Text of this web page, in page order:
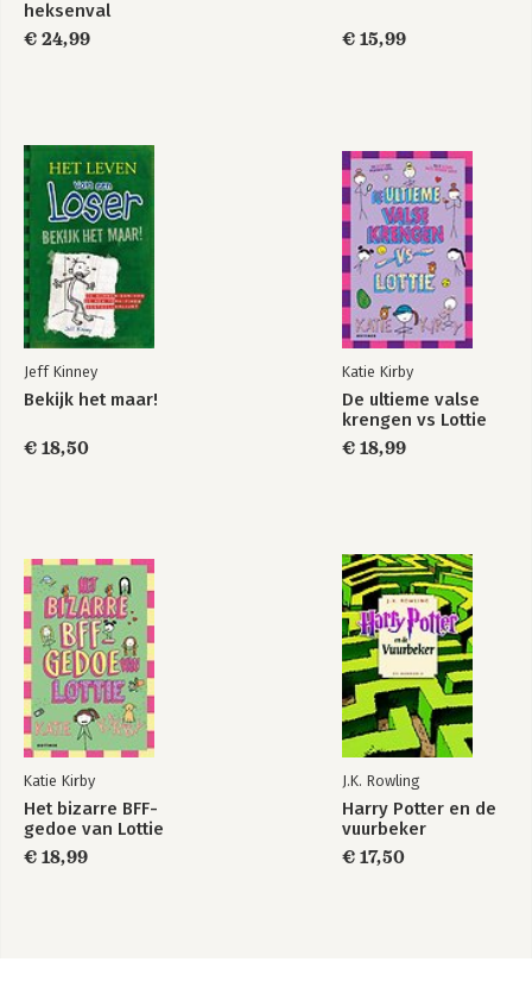
heksenval
€ 24,99
€ 15,99
Jeff Kinney
Bekijk het maar!
€ 18,50
Katie Kirby
De ultieme valse
krengen vs Lottie
€ 18,99
Katie Kirby
Het bizarre BFF-
gedoe van Lottie
€ 18,99
J.K. Rowling
Harry Potter en de
vuurbeker
€ 17,50